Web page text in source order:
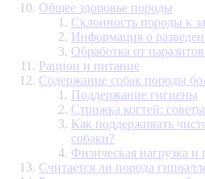
Общее здоровье породы
Склонность породы к
Информация о
Обработка от
Рацион и питание
Содержание собак породы
Поддержание гигиены
Стрижка когтей:
Как поддерживать
собаки?
Физическая нагрузка и
Считается ли порода